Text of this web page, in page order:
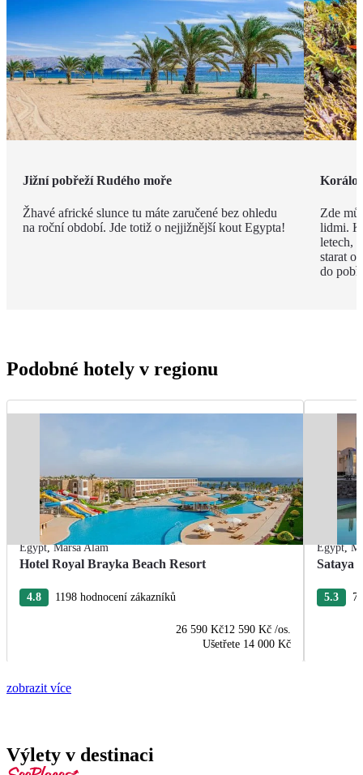
Jižní pobřeží Rudého moře
Žhavé africké slunce tu máte zaručené bez ohledu
na roční období. Jde totiž o nejjižnější kout Egypta!
Zde
lidmi. K
letech,
starat o
do
Podobné hotely v regionu
Egypt,Marsa Alam
Hotel Royal Brayka Beach Resort
4.8 1198 hodnocení zákazníků
26 590 Kč12 590 Kč /os.
Ušetřete 14 000 Kč
Egypt,
Sataya
5.3
zobrazit více
Výlety v destinaci